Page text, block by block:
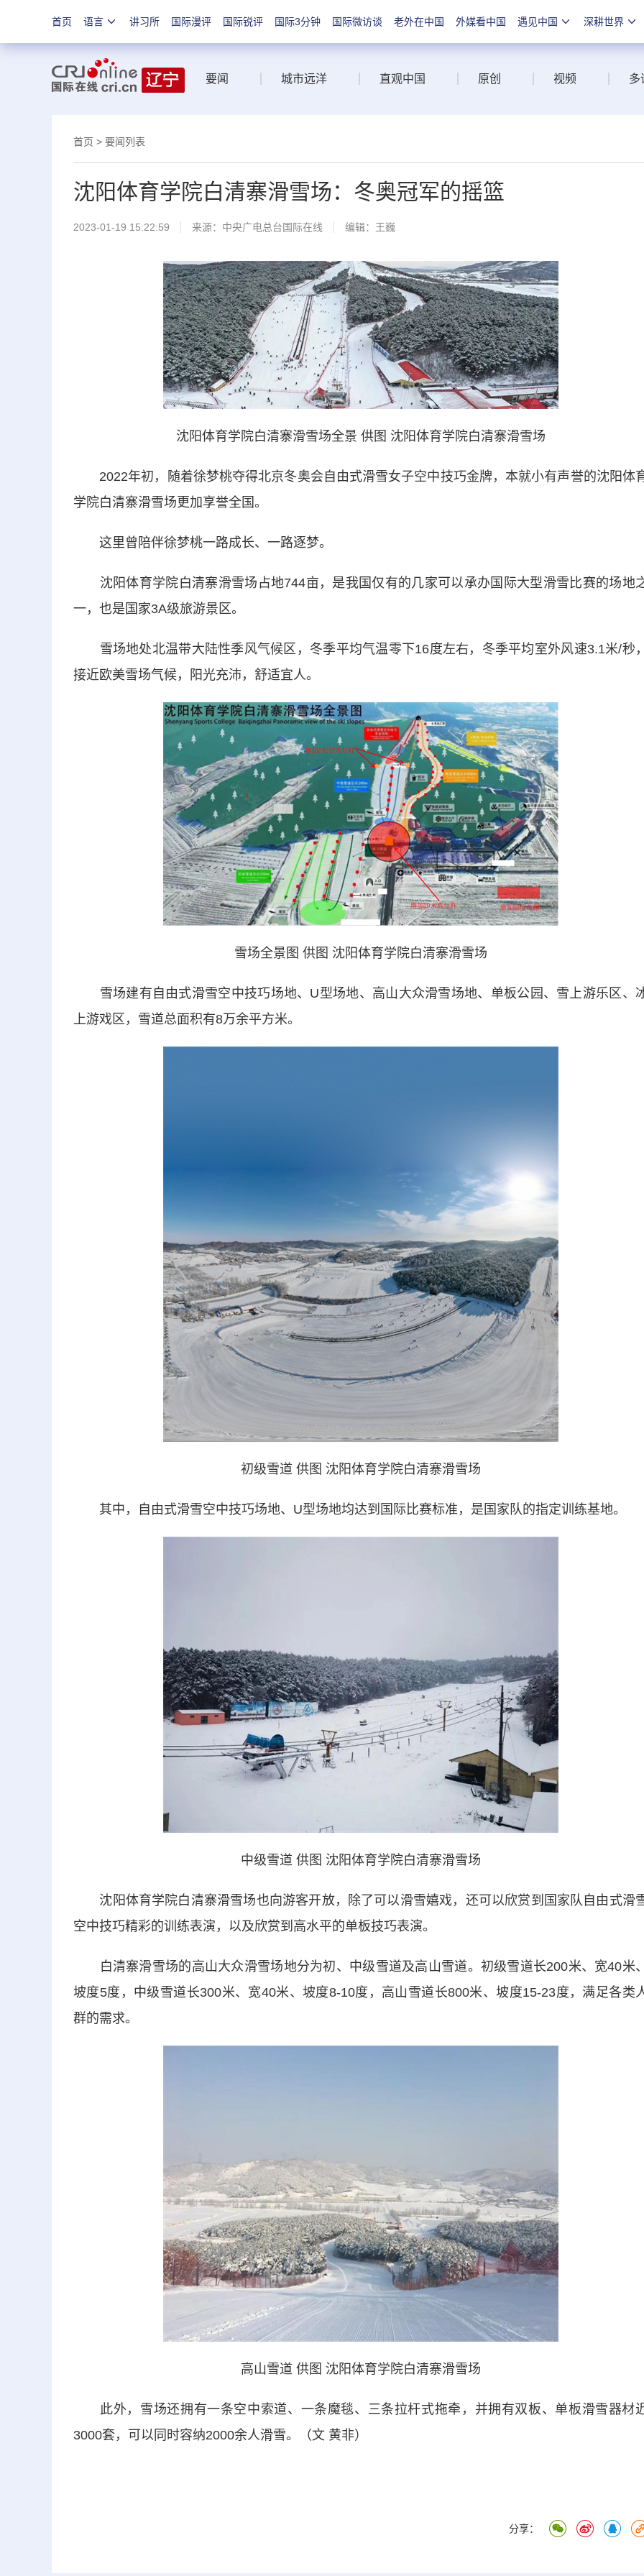
首页 语言 讲习所 国际漫评 国际锐评 国际3分钟 国际微访谈 老外在中国 外媒看中国 遇见中国 深耕世界
要闻 城市远洋 直观中国 原创 视频 多
首页 > 要闻列表
沈阳体育学院白清寨滑雪场：冬奥冠军的摇篮
2023-01-19 15:22:59 来源：中央广电总台国际在线 编辑：王巍
沈阳体育学院白清寨滑雪场全景 供图 沈阳体育学院白清寨滑雪场
2022年初，随着徐梦桃夺得北京冬奥会自由式滑雪女子空中技巧金牌，本就小有声誉的沈阳体
学院白清寨滑雪场更加享誉全国。
这里曾陪伴徐梦桃一路成长、一路逐梦。
沈阳体育学院白清寨滑雪场占地744亩，是我国仅有的几家可以承办国际大型滑雪比赛的场地
一，也是国家3A级旅游景区。
雪场地处北温带大陆性季风气候区，冬季平均气温零下16度左右，冬季平均室外风速3.1米/秒
接近欧美雪场气候，阳光充沛，舒适宜人。
雪场全景图 供图 沈阳体育学院白清寨滑雪场
雪场建有自由式滑雪空中技巧场地、U型场地、高山大众滑雪场地、单板公园、雪上游乐区、
上游戏区，雪道总面积有8万余平方米。
初级雪道 供图 沈阳体育学院白清寨滑雪场
其中，自由式滑雪空中技巧场地、U型场地均达到国际比赛标准，是国家队的指定训练基地。
中级雪道 供图 沈阳体育学院白清寨滑雪场
沈阳体育学院白清寨滑雪场也向游客开放，除了可以滑雪嬉戏，还可以欣赏到国家队自由式滑
空中技巧精彩的训练表演，以及欣赏到高水平的单板技巧表演。
白清寨滑雪场的高山大众滑雪场地分为初、中级雪道及高山雪道。初级雪道长200米、宽40米
坡度5度，中级雪道长300米、宽40米、坡度8-10度，高山雪道长800米、坡度15-23度，满足各类
群的需求。
高山雪道 供图 沈阳体育学院白清寨滑雪场
此外，雪场还拥有一条空中索道、一条魔毯、三条拉杆式拖牵，并拥有双板、单板滑雪器材
3000套，可以同时容纳2000余人滑雪。（文 黄非）
分享：